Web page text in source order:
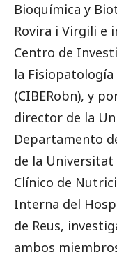
Bioquímica y
Rovira i Virgili e
Centro de
la
(CIBERobn), y
director de la
Departamento
de la
Clínico de
Interna del
de Reus,
ambos